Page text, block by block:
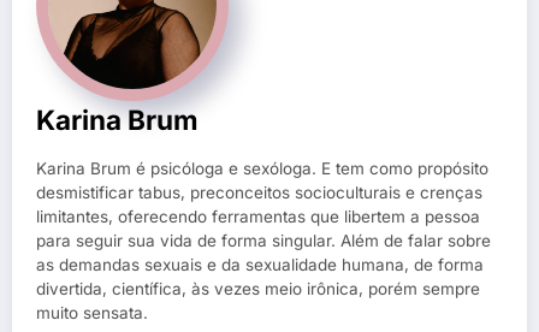
Karina Brum
Karina Brum é psicóloga e sexóloga. E tem como propósito
desmistificar tabus, preconceitos socioculturais e crenças
limitantes, oferecendo ferramentas que libertem a pessoa
para seguir sua vida de forma singular. Além de falar sobre
as demandas sexuais e da sexualidade humana, de forma
divertida, científica, às vezes meio irônica, porém sempre
muito sensata.